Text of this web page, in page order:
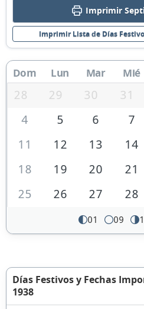
Imprimir
Imprimir Lista de Días
Dom Lun Mar Mié
28 29 30 31
4
5 6 7
11
12 13 14
18
19 20 21
25
26 27 28
01 09
Días Festivos y Fechas
1938